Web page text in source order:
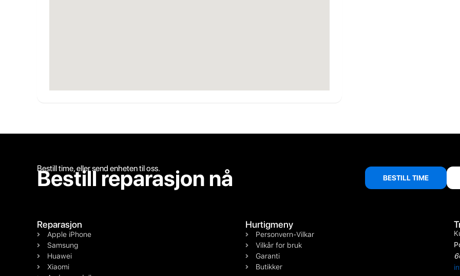
Bestill time, eller send enheten til oss.
Bestill reparasjon nå BESTILL TIME
Reparasjon
Apple iPhone
Samsung
Huawei
Xiaomi
Hurtigmeny
Personvern-Vilkar
Vilkår for bruk
Garanti
Butikker